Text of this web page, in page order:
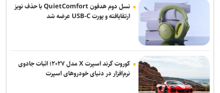
نسل دوم هدفون QuietComfort با حذف نویز
ارتقایافته و پورت USB-C عرضه شد
کوروت گرند اسپرت X مدل ۲۰۲۷؛ اثبات جادوی
نرم‌افزار در دنیای خودروهای اسپرت